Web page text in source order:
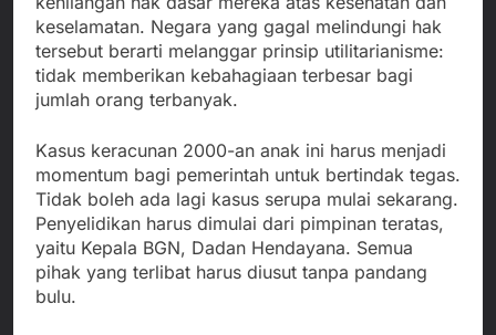
keselamatan. Negara yang gagal melindungi hak
tersebut berarti melanggar prinsip utilitarianisme:
tidak memberikan kebahagiaan terbesar bagi
jumlah orang terbanyak.
Kasus keracunan 2000-an anak ini harus menjadi
momentum bagi pemerintah untuk bertindak tegas.
Tidak boleh ada lagi kasus serupa mulai sekarang.
Penyelidikan harus dimulai dari pimpinan teratas,
yaitu Kepala BGN, Dadan Hendayana. Semua
pihak yang terlibat harus diusut tanpa pandang
bulu.